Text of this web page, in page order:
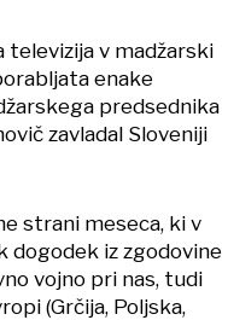
televizija v madžarski
enake
predsednika
zavladal Sloveniji
strani meseca, ki v
dogodek iz zgodovine
vojno pri nas, tudi
(Grčija, Poljska,